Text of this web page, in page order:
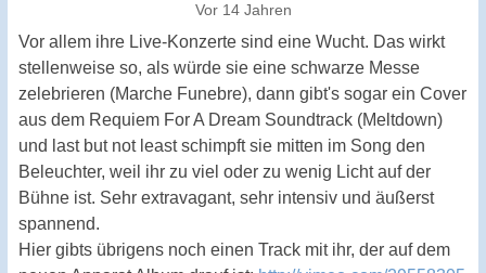
Vor 14 Jahren
Vor allem ihre Live-Konzerte sind eine Wucht. Das wirkt
stellenweise so, als würde sie eine schwarze Messe
zelebrieren (Marche Funebre), dann gibt's sogar ein Cover
aus dem Requiem For A Dream Soundtrack (Meltdown)
und last but not least schimpft sie mitten im Song den
Beleuchter, weil ihr zu viel oder zu wenig Licht auf der
Bühne ist. Sehr extravagant, sehr intensiv und äußerst
spannend.
Hier gibts übrigens noch einen Track mit ihr, der auf dem